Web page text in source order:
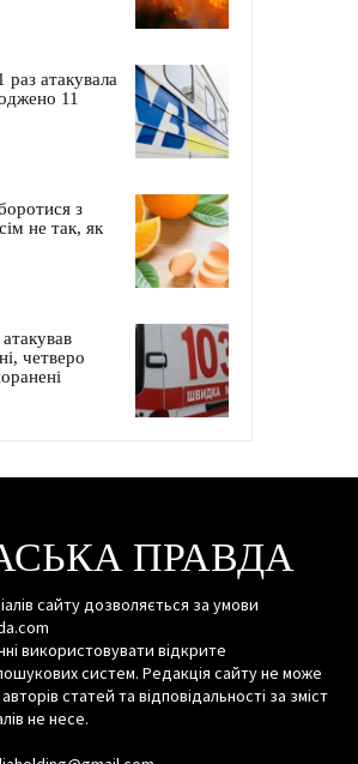
раз атакувала
11
з
не так, як
четверо
ПРАВДА
сайту дозволяється за умови
використовувати відкрите
систем. Редакція сайту не може
статей та відповідальності за зміст
не несе.